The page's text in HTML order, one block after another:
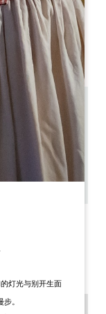
灯光与别开生面
。